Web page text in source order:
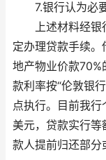
7.银行认为必
上述材料经银
定办理贷款手续
地产物业价款70%
款利率按“伦敦银
点执行。目前我
美元，贷款实行
款人提前归还部分